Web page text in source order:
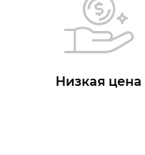
Низкая цена